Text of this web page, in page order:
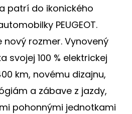
patrí do ikonického
PEUGEOT.
nový rozmer. Vynovený
svojej 100 % elektrickej
km, novému dizajnu,
a zábave z jazdy,
pohonnými jednotkami